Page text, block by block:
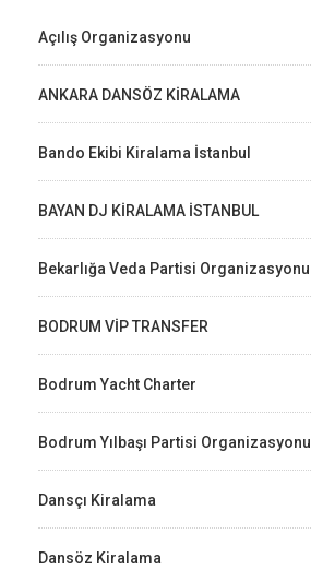
Açılış Organizasyonu
ANKARA DANSÖZ KİRALAMA
Bando Ekibi Kiralama İstanbul
BAYAN DJ KİRALAMA İSTANBUL
Bekarlığa Veda Partisi Organizasyonu
BODRUM VİP TRANSFER
Bodrum Yacht Charter
Bodrum Yılbaşı Partisi Organizasyonu
Dansçı Kiralama
Dansöz Kiralama